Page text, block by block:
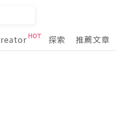
探索 推薦文章